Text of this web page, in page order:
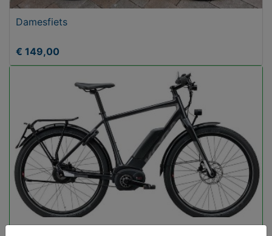
Damesfiets
€ 149,00